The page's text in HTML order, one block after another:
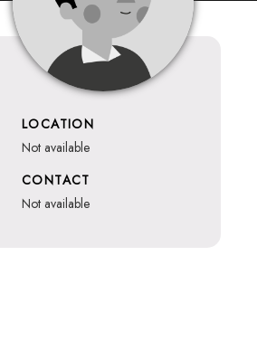
LOCATION
not available
CONTACT
not available